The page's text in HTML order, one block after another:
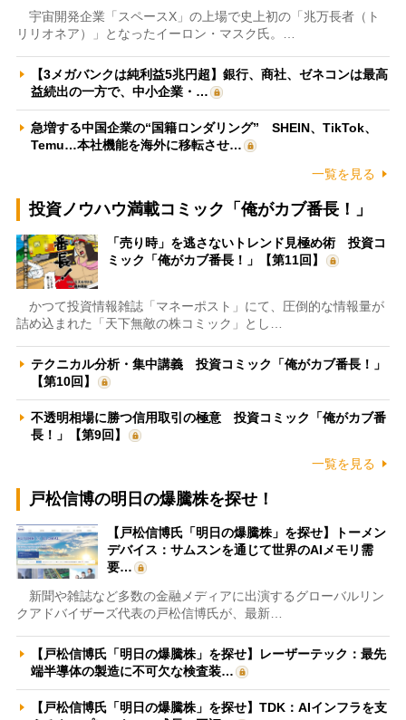
宇宙開発企業「スペースX」の上場で史上初の「兆万長者（ト
リリオネア）」となったイーロン・マスク氏。…
【3メガバンクは純利益5兆円超】銀行、商社、ゼネコンは最高
益続出の一方で、中小企業・…
急増する中国企業の“国籍ロンダリング” SHEIN、TikTok、
Temu…本社機能を海外に移転させ…
一覧を見る
投資ノウハウ満載コミック「俺がカブ番長！」
「売り時」を逃さないトレンド見極め術 投資コ
ミック「俺がカブ番長！」【第11回】
かつて投資情報雑誌「マネーポスト」にて、圧倒的な情報量が
詰め込まれた「天下無敵の株コミック」とし…
テクニカル分析・集中講義 投資コミック「俺がカブ番長！」
【第10回】
不透明相場に勝つ信用取引の極意 投資コミック「俺がカブ番
長！」【第9回】
一覧を見る
戸松信博の明日の爆騰株を探せ！
【戸松信博氏「明日の爆騰株」を探せ】トーメン
デバイス：サムスンを通じて世界のAIメモリ需
要…
新聞や雑誌など多数の金融メディアに出演するグローバルリン
クアドバイザーズ代表の戸松信博氏が、最新…
【戸松信博氏「明日の爆騰株」を探せ】レーザーテック：最先
端半導体の製造に不可欠な検査装…
【戸松信博氏「明日の爆騰株」を探せ】TDK：AIインフラを支